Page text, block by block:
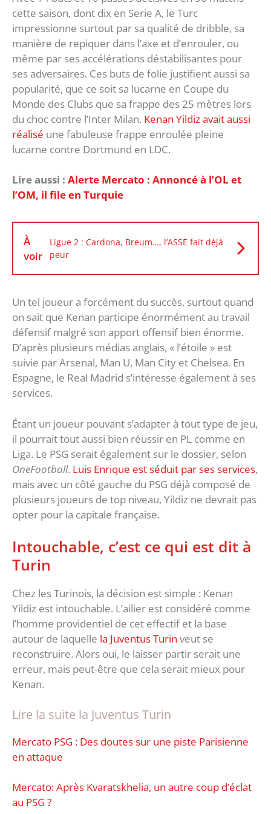
cette saison, dont dix en Serie A, le Turc
impressionne surtout par sa qualité de dribble, sa
manière de repiquer dans l’axe et d’enrouler, ou
même par ses accélérations déstabilisantes pour
ses adversaires. Ces buts de folie justifient aussi sa
popularité, que ce soit sa lucarne en Coupe du
Monde des Clubs que sa frappe des 25 mètres lors
du choc contre l’Inter Milan. Kenan Yildiz avait aussi
réalisé une fabuleuse frappe enroulée pleine
lucarne contre Dortmund en LDC.
Lire aussi : ‎Alerte Mercato : Annoncé à l’OL et
l’OM, il file en Turquie
À
voir
Ligue 2 : Cardona, Breum…, l’ASSE fait déjà
peur
Un tel joueur a forcément du succès, surtout quand
on sait que Kenan participe énormément au travail
défensif malgré son apport offensif bien énorme.
D’après plusieurs médias anglais, « l’étoile » est
suivie par Arsenal, Man U, Man City et Chelsea. En
Espagne, le Real Madrid s’intéresse également à ses
services.
Étant un joueur pouvant s’adapter à tout type de jeu,
il pourrait tout aussi bien réussir en PL comme en
Liga. Le PSG serait également sur le dossier, selon
OneFootball. Luis Enrique est séduit par ses services,
mais avec un côté gauche du PSG déjà composé de
plusieurs joueurs de top niveau, Yildiz ne devrait pas
opter pour la capitale française.
Intouchable, c’est ce qui est dit à
Turin
Chez les Turinois, la décision est simple : Kenan
Yildiz est intouchable. L’ailier est considéré comme
l’homme providentiel de cet effectif et la base
autour de laquelle la Juventus Turin veut se
reconstruire. Alors oui, le laisser partir serait une
erreur, mais peut-être que cela serait mieux pour
Kenan.
Lire la suite la Juventus Turin
Mercato PSG : Des doutes sur une piste Parisienne
en attaque
Mercato: Après Kvaratskhelia, un autre coup d’éclat
au PSG ?